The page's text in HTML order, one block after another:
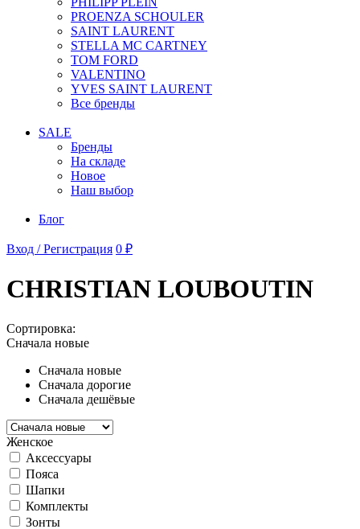
PROENZA SCHOULER
SAINT LAURENT
STELLA MC CARTNEY
TOM FORD
VALENTINO
YVES SAINT LAURENT
Все бренды
SALE
Бренды
На складе
Новое
Наш выбор
Блог
Вход / Регистрация 0 ₽
CHRISTIAN LOUBOUTIN
Сортировка:
Сначала новые
Сначала новые
Сначала дорогие
Сначала дешёвые
Женское
Аксессуары
Пояса
Шапки
Комплекты
Зонты